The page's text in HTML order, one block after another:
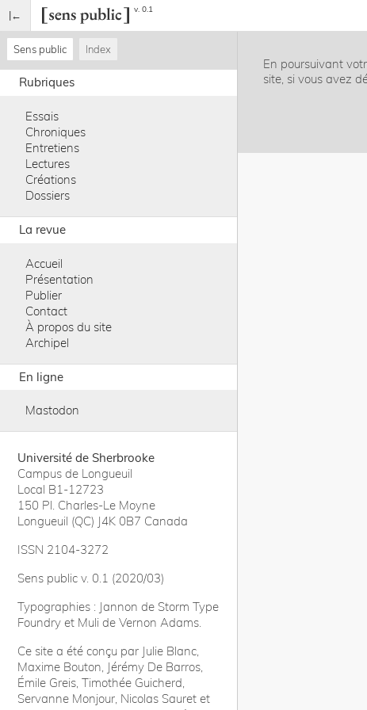
v. 0.1
Sens public Index
Rubriques
Essais
Chroniques
Entretiens
Lectures
Créations
Dossiers
La revue
Accueil
Présentation
Publier
Contact
À propos du site
Archipel
En ligne
Mastodon
Université de Sherbrooke
Campus de Longueuil
Local B1-12723
150 Pl. Charles-Le Moyne
Longueuil (QC) J4K 0B7 Canada
ISSN 2104-3272
Sens public v. 0.1 (2020/03)
Typographies : Jannon de Storm Type
Foundry et Muli de Vernon Adams.
Ce site a été conçu par Julie Blanc,
Maxime Bouton, Jérémy De Barros,
Émile Greis, Timothée Guicherd,
Servanne Monjour, Nicolas Sauret et
En poursuivant
site, si vous avez